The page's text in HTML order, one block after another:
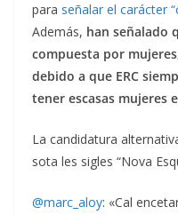
para señalar el carácter
Además, han señalado
compuesta por
debido a que ERC
tener escasas mujeres
La candidatura
sota les sigles “Nova
@marc_aloy: «Cal